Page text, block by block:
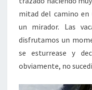
mitad del camino en
un mirador. Las
disfrutamos un
se esturrease y
obviamente, no